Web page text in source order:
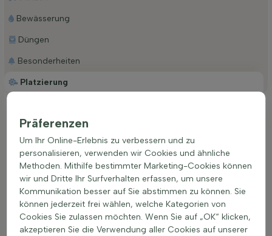
Platzierung
Bewässerung
Düngen
Besonderheiten
Für eine optimale Entwicklung benötigt diese Art einen
Standort, der entweder vollsonnig oder halbschattig ist.
Dabei ist es wichtig, dass der Boden gut durchlässig ist, um
Staunässe zu vermeiden. Dies unterstützt das gesunde
Wachstum und die prächtige Blüte in den Monaten Mai und
Juni. Obwohl die Pflanze eine gewisse Feuchtigkeit benötigt,
sollte sie keinesfalls in zu trockenem Boden stehen. Eine
gleichmäßige Wasserversorgung ist daher empfehlenswert.
Im Beet, als Gruppen- oder Grenzbepflanzung sowie im Topf
Präferenzen
Um Ihr Online-Erlebnis zu verbessern und zu
personalisieren, verwenden wir Cookies und ähnliche
Methoden. Mithilfe bestimmter Marketing-Cookies können
wir und Dritte Ihr Surfverhalten erfassen, um unsere
Kommunikation besser auf Sie abstimmen zu können. Sie
können jederzeit frei wählen, welche Kategorien von
Cookies Sie zulassen möchten. Wenn Sie auf „OK“ klicken,
akzeptieren Sie die Verwendung aller Cookies auf unserer